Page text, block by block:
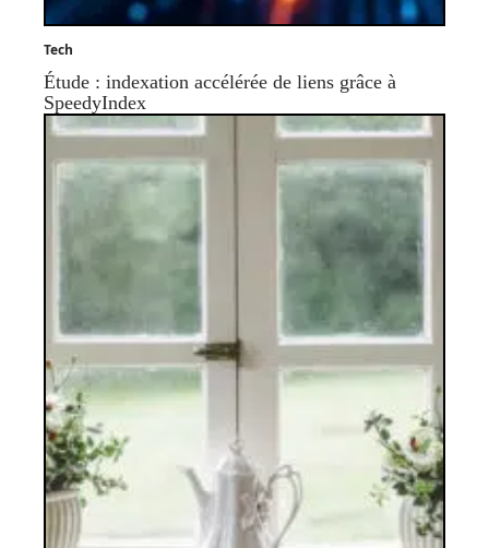
Tech
Étude : indexation accélérée de liens grâce à
SpeedyIndex